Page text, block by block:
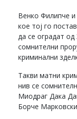
Венко Филипче
кое тој го
да се оградат
сомнителни
криминални
Такви матни
нив се
Миодраг Дака
Борче